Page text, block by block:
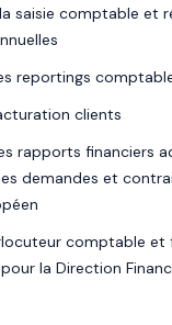
saisie comptable et
reportings
clients
rapports financiers
demandes et
comptable et
la Direction